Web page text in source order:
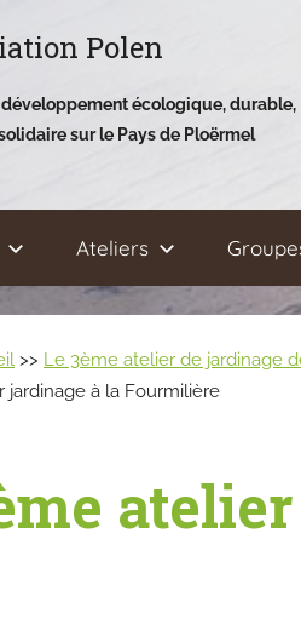
Polen
développement écologique, durable,
sur le Pays de Ploërmel
Ateliers
>> Le 3ème atelier de jardinage
jardinage à la Fourmilière